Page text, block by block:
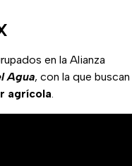
en la Alianza
Agua, con la que buscan
agrícola.